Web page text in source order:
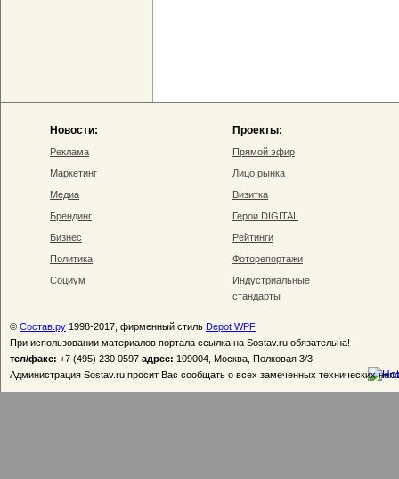
Новости:
Реклама
Маркетинг
Медиа
Брендинг
Бизнес
Политика
Социум
Проекты:
Прямой эфир
Лицо рынка
Визитка
Герои DIGITAL
Рейтинги
Фоторепортажи
Индустриальные
стандарты
© Состав.ру 1998-2017, фирменный стиль Depot WPF
При использовании материалов портала ссылка на Sostav.ru обязательна!
тел/факс: +7 (495) 230 0597 адрес: 109004, Москва, Полковая 3/3
Администрация Sostav.ru просит Вас сообщать о всех замеченных технических